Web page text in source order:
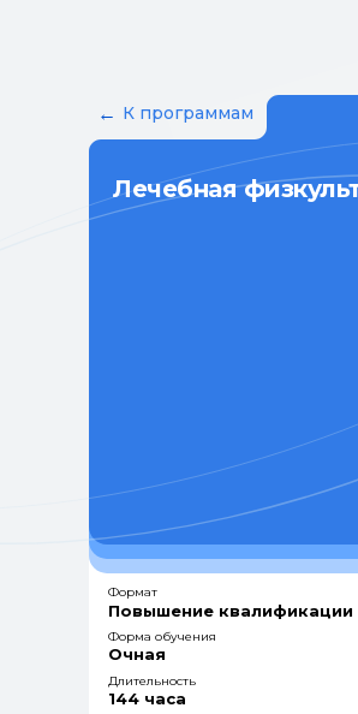
Форма обучения
Очная
Длительность
144 часа
Повышение квалификации
Формат
← К программам
Лечебная